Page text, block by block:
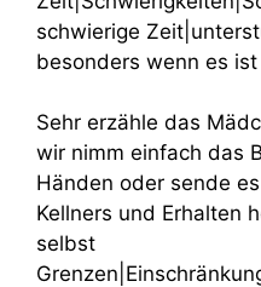
schwierige
besonders wenn es
Sehr erzähle das
wir nimm einfach das
Händen oder sende
Kellners und Erhalten
selbst